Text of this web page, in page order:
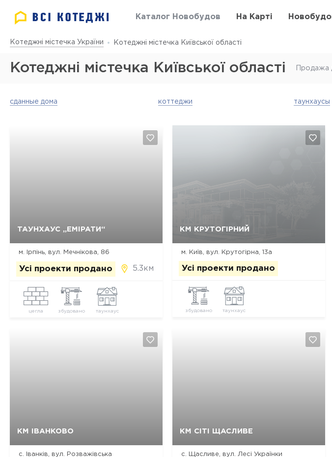
Каталог Новобудов На Карті
Котеджні містечка України Котеджні містечка Київської області
Котеджні містечка Київської області Продажа
сданные дома коттеджи таунхаусы
ТАУНХАУС „ЕМІРАТИ“
м. Ірпінь, вул. Мечнікова, 86
Усі проекти продано 5.3км
цегла збудовано таунхаус
Так, видалити Відміна КМ КРУТОГІРНИЙ
м. Київ, вул. Крутогірна, 13а
Усі проекти продано
збудовано таунхаус
Так, видалити
КМ ІВАНКОВО
с. Іванків, вул. Розважівська
Так, видалити КМ СІТІ ЩАСЛИВЕ
с. Щасливе, вул. Лесі Українки
Так, видалити